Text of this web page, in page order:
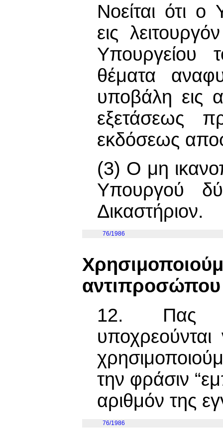
Νοείται ότι
εις
Υπουργείου
θέματα
υποβάλη εις
εξετάσεως
εκδόσεως
(3) Ο μη
Υπουργού
Δικαστήριον.
76/1986
αντιπροσώπου
12. Πας
την φράσιν
αριθμόν της
76/1986